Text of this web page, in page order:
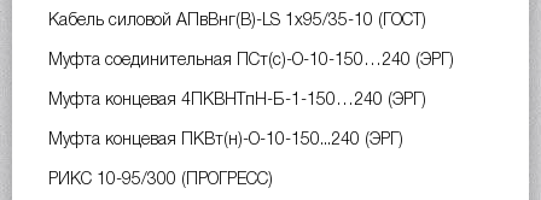
Кабель силовой АПвВнг(B)-LS 1х95/35-10 (ГОСТ)
Муфта соединительная ПСт(с)-О-10-150…240 (ЭРГ)
Муфта концевая 4ПКВНТпН-Б-1-150…240 (ЭРГ)
Муфта концевая ПКВт(н)-О-10-150...240 (ЭРГ)
РИКС 10-95/300 (ПРОГРЕСС)